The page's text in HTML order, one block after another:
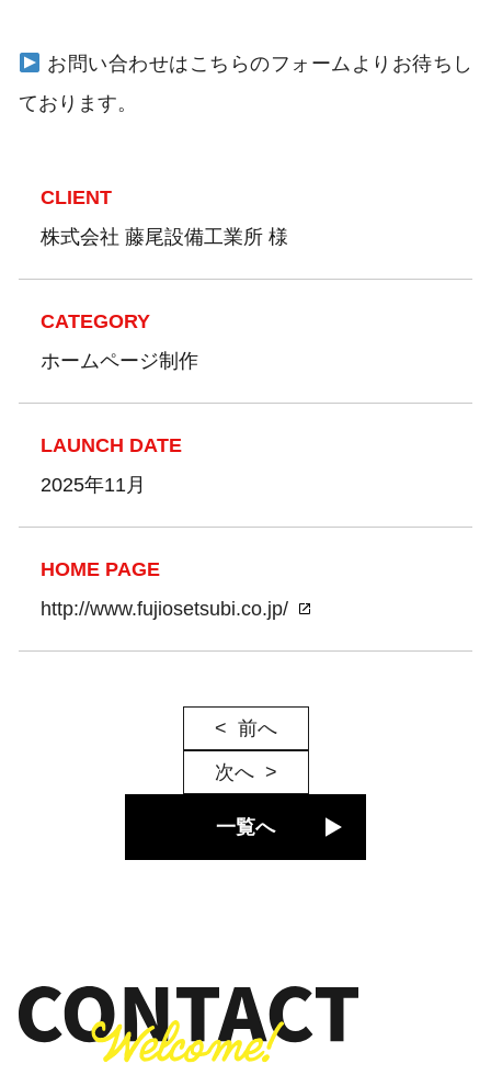
お問い合わせはこちらのフォームよりお待ちし
ております。
CLIENT
株式会社 藤尾設備工業所 様
CATEGORY
ホームページ制作
LAUNCH DATE
2025年11月
HOME PAGE
http://www.fujiosetsubi.co.jp/
前へ
次へ
一覧へ